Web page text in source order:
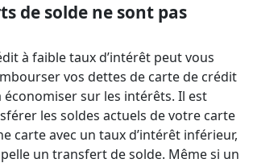
de solde ne sont pas
à faible taux d’intérêt peut vous
vos dettes de carte de crédit
économiser sur les intérêts. Il est
les soldes actuels de votre carte
carte avec un taux d’intérêt inférieur,
un transfert de solde. Même si un